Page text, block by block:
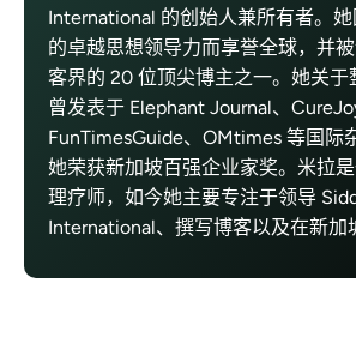
International 的创始人兼所有者。
的卓越思想领导力而享誉全球，并
客界的 20 位顶尖博主之一。她关于
曾发表于 Elephant Journal、
FunTimesGuide、OMtimes 等国际
她荣获新加坡百强企业家奖。米拉
理疗师，如今她主要专注于领导
International、撰写博客以及在新加